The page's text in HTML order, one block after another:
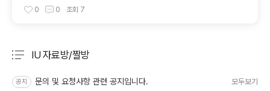
0 0 조회 7
IU 자료방/짤방
공지 문의 및 요청사항 관련 공지입니다. 모두보기